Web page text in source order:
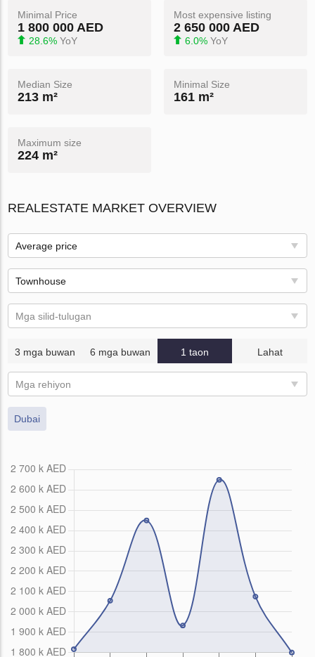
Minimal Price
1 800 000 AED
28.6% YoY
Most expensive listing
2 650 000 AED
6.0% YoY
Median Size
213 m²
Minimal Size
161 m²
Maximum size
224 m²
REALESTATE MARKET OVERVIEW
Average price
Townhouse
Mga silid-tulugan
3 mga buwan 6 mga buwan 1 taon Lahat
Mga rehiyon
Dubai